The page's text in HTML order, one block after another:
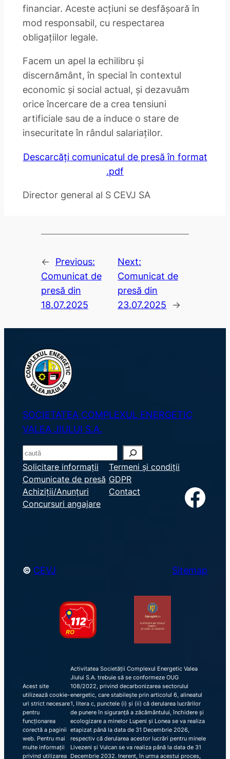
financiar. Aceste acțiuni se desfășoară în
mod responsabil, cu respectarea
obligațiilor legale.
Facem un apel la echilibru și
discernământ, în special în contextul
economic și social actual, și dezavuăm
orice încercare de a crea tensiuni
artificiale sau de a induce o stare de
insecuritate în rândul salariaților.
Descarcăți comunicatul de presă în format
.pdf
Director general al S CEVJ SA
←
Previous:
Comunicat de
presă din
18.07.2025
Next:
Comunicat de
presă din
23.07.2025
→
SOCIETATEA COMPLEXUL ENERGETIC
VALEA JIULUI S.A.
S
e
a
r
c
Solicitare informații
Comunicate de presă
Achiziții/Anunțuri
Concursuri angajare
Termeni și condiții
GDPR
Contact
Facebook
© CEVJ Sitemap
Acest site
utilizează cookie-
uri strict necesare
pentru
funcționarea
corectă a paginii
web. Pentru mai
multe informații
privind utilizarea
Activitatea Societății Complexul Energetic Valea
Jiului S.A. trebuie să se conformeze OUG
108/2022, privind decarbonizarea sectorului
energetic, care stabilește prin articolul 6, alineatul
1, litera c, punctele (i) și (ii) că derularea lucrărilor
de punere în siguranță a zăcământului, închidere și
ecologizare a minelor Lupeni și Lonea se va realiza
etapizat până la data de 31 Decembrie 2026,
respectiv că derularea acestor lucrări pentru minele
Livezeni și Vulcan se va realiza până la data de 31
Decembrie 2032. Inerent, în urma acestui proces,